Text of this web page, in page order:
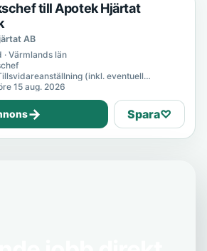
till Apotek Hjärtat
AB
· Värmlands län
(inkl. eventuell
Tills vidare
15 aug. 2026
→ Spara♡